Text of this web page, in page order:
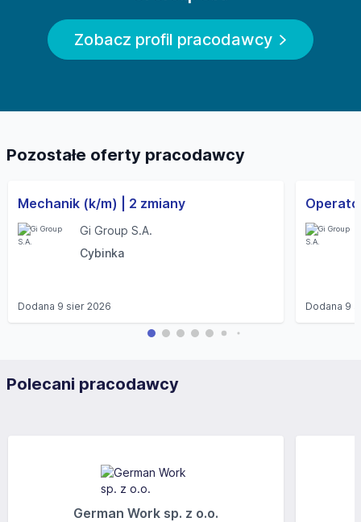
Zobacz profil pracodawcy
Pozostałe oferty pracodawcy
Mechanik (k/m) | 2 zmiany
Gi Group S.A.
Cybinka
Dodana 9 sier 2026 Dodana 9
Polecani pracodawcy
German Work sp. z o.o.